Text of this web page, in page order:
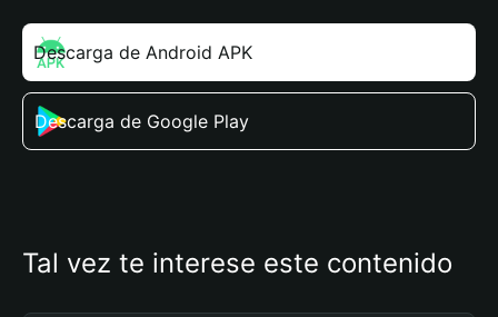
Descarga de Android APK
Descarga de Google Play
Tal vez te interese este contenido